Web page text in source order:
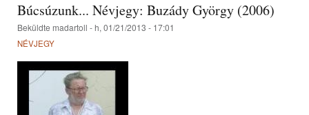
Búcsúzunk... Névjegy: Buzády György (2006)
Beküldte madartoll - h, 01/21/2013 - 17:01
NÉVJEGY